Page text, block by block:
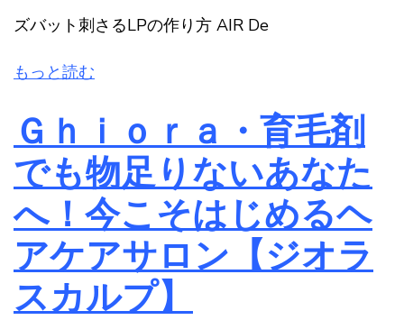
ズバット刺さるLPの作り方 AIR De
もっと読む
Ｇｈｉｏｒａ・育毛剤
でも物足りないあなた
へ！今こそはじめるヘ
アケアサロン【ジオラ
スカルプ】